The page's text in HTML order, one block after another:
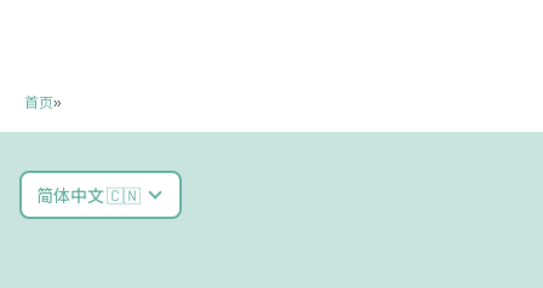
首页»
简体中文 🇨🇳